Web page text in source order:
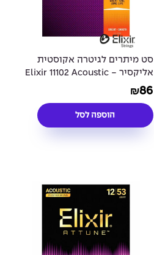
סט מיתרים לגיטרה אקוסטית
אליקסיר - Elixir 11102 Acoustic
80/20 NANOWEB® Coated 13-
₪86
הוספה לסל